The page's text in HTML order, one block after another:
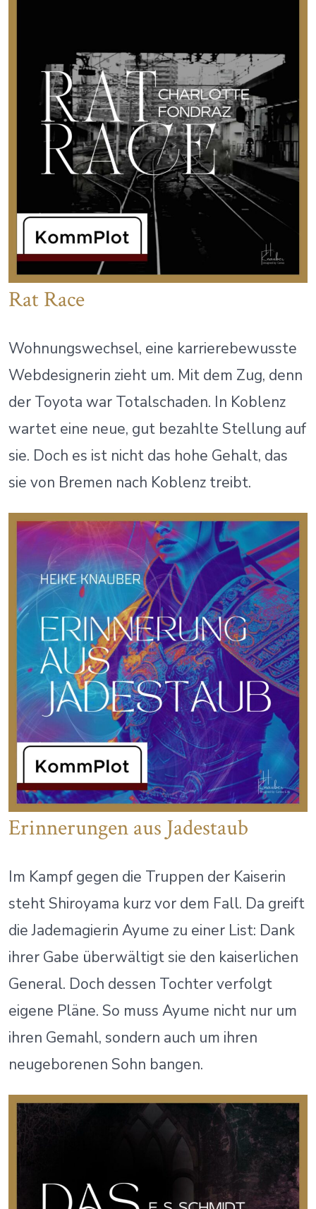
Rat Race
Wohnungswechsel, eine karrierebewusste
Webdesignerin zieht um. Mit dem Zug, denn
der Toyota war Totalschaden. In Koblenz
wartet eine neue, gut bezahlte Stellung auf
sie. Doch es ist nicht das hohe Gehalt, das
sie von Bremen nach Koblenz treibt.
Erinnerungen aus Jadestaub
Im Kampf gegen die Truppen der Kaiserin
steht Shiroyama kurz vor dem Fall. Da greift
die Jademagierin Ayume zu einer List: Dank
ihrer Gabe überwältigt sie den kaiserlichen
General. Doch dessen Tochter verfolgt
eigene Pläne. So muss Ayume nicht nur um
ihren Gemahl, sondern auch um ihren
neugeborenen Sohn bangen.